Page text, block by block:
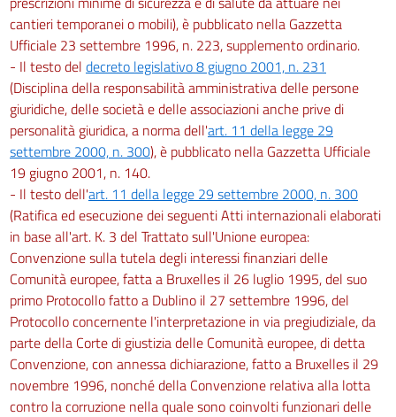
162
163
164
Capo II
Sanzioni
165
166
Titolo VI
MOVIMENTAZIONE MANUALE DEI CARICHI
Capo I
Disposizioni generali
167
168
169
cantieri temporanei o mobili), è pubblicato nella Gazzetta
Ufficiale 23 settembre 1996, n. 223, supplemento ordinario.
- Il testo del decreto legislativo 8 giugno 2001, n. 231
(Disciplina della responsabilità amministrativa delle persone
giuridiche, delle società e delle associazioni anche prive di
personalità giuridica, a norma dell'art. 11 della legge 29
settembre 2000, n. 300), è pubblicato nella Gazzetta Ufficiale
19 giugno 2001, n. 140.
- Il testo dell'art. 11 della legge 29 settembre 2000, n. 300
(Ratifica ed esecuzione dei seguenti Atti internazionali elaborati
in base all'art. K. 3 del Trattato sull'Unione europea:
Convenzione sulla tutela degli interessi finanziari delle
Comunità europee, fatta a Bruxelles il 26 luglio 1995, del suo
primo Protocollo fatto a Dublino il 27 settembre 1996, del
Protocollo concernente l'interpretazione in via pregiudiziale, da
parte della Corte di giustizia delle Comunità europee, di detta
Convenzione, con annessa dichiarazione, fatto a Bruxelles il 29
novembre 1996, nonché della Convenzione relativa alla lotta
contro la corruzione nella quale sono coinvolti funzionari delle